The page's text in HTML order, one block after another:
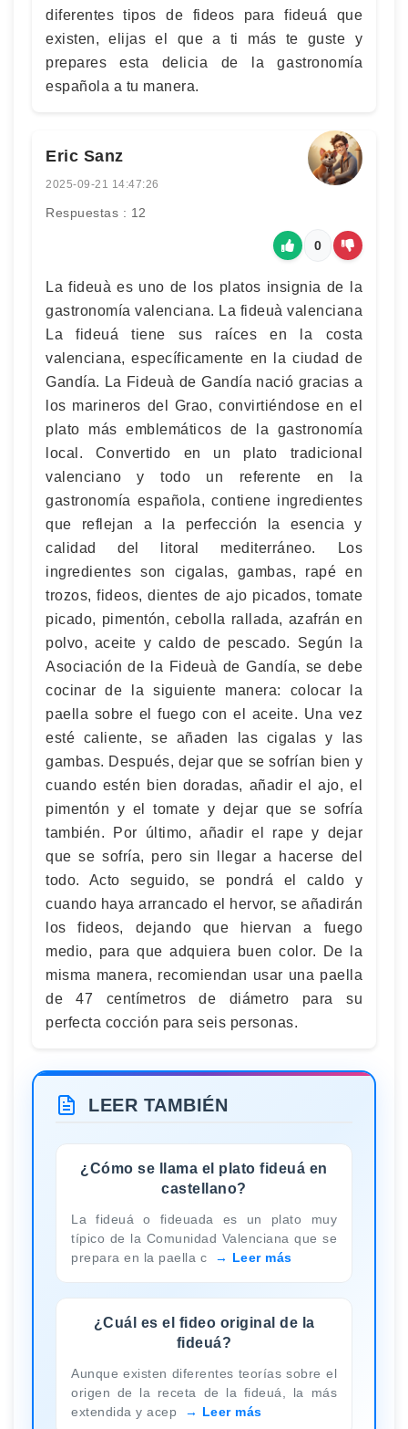
diferentes tipos de fideos para fideuá que
existen, elijas el que a ti más te guste y
prepares esta delicia de la gastronomía
española a tu manera.
Eric Sanz
2025-09-21 14:47:26
Respuestas : 12
0
La fideuà es uno de los platos insignia de la
gastronomía valenciana. La fideuà valenciana
La fideuá tiene sus raíces en la costa
valenciana, específicamente en la ciudad de
Gandía. La Fideuà de Gandía nació gracias a
los marineros del Grao, convirtiéndose en el
plato más emblemáticos de la gastronomía
local. Convertido en un plato tradicional
valenciano y todo un referente en la
gastronomía española, contiene ingredientes
que reflejan a la perfección la esencia y
calidad del litoral mediterráneo. Los
ingredientes son cigalas, gambas, rapé en
trozos, fideos, dientes de ajo picados, tomate
picado, pimentón, cebolla rallada, azafrán en
polvo, aceite y caldo de pescado. Según la
Asociación de la Fideuà de Gandía, se debe
cocinar de la siguiente manera: colocar la
paella sobre el fuego con el aceite. Una vez
esté caliente, se añaden las cigalas y las
gambas. Después, dejar que se sofrían bien y
cuando estén bien doradas, añadir el ajo, el
pimentón y el tomate y dejar que se sofría
también. Por último, añadir el rape y dejar
que se sofría, pero sin llegar a hacerse del
todo. Acto seguido, se pondrá el caldo y
cuando haya arrancado el hervor, se añadirán
los fideos, dejando que hiervan a fuego
medio, para que adquiera buen color. De la
misma manera, recomiendan usar una paella
de 47 centímetros de diámetro para su
perfecta cocción para seis personas.
LEER TAMBIÉN
¿Cómo se llama el plato fideuá en
castellano?
La fideuá o fideuada es un plato muy
típico de la Comunidad Valenciana que se
prepara en la paella c
Leer más
¿Cuál es el fideo original de la
fideuá?
Aunque existen diferentes teorías sobre el
origen de la receta de la fideuá, la más
extendida y acep
Leer más